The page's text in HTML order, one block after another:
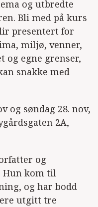
og utbredte
Bli med på kurs
presentert for
miljø, venner,
egne grenser,
snakke med
og søndag 28. nov,
2A,
og
Hun kom til
og har bodd
utgitt tre